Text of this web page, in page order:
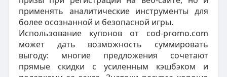
применять аналитические инструменты для
более осознанной и безопасной игры.
Использование купонов от cod-promo.com
может дать возможность суммировать
выгоду: многие предложения сочетают
прямые скидки с усиленным кэшбэком и